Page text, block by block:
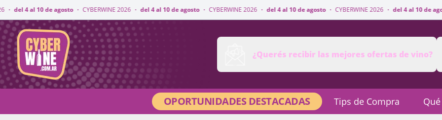
agosto · CYBERWINE 2026 · del 4 al 10 de agosto · CYBERWINE 2026 · del 4 al 10 de agosto · CYBERWINE 2026 · del 4 al 10 de agosto ·
CyberWine
¿Querés recibir las mejores ofertas de vino?
OPORTUNIDADES DESTACADAS Tips de Compra